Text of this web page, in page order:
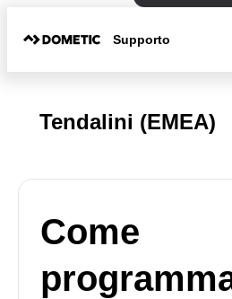
Supporto
Tendalini (EMEA)
Come